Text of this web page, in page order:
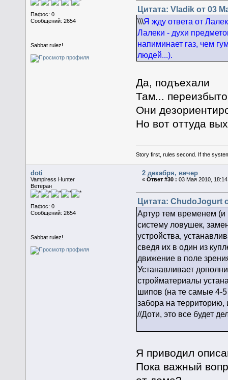
Пафос: 0
Сообщений: 2654
Sabbat rulez!
Цитата: Vladik от 03
\\\Я жду ответа от
Лалеки - духи
напиминает газ, чем
людей...).
Да, подъехали
Там...
Они
Но вот оттуда
Story first, rules second. If the
doti
Vampiress Hunter
Ветеран
Пафос: 0
Сообщений: 2654
Sabbat rulez!
2 декабря, вечер
«Ответ #30 : 03 Мая 2010,
Цитата: ChudoJogurt
Артур тем временем (и
систему ловушек,
устройства,
сведя их в один из
движение в поле
Устанавливает
стройматериалы
шипов (на те самые 4-
забора на территорию,
//Доти, это все будет
Я приводил
Пока важный